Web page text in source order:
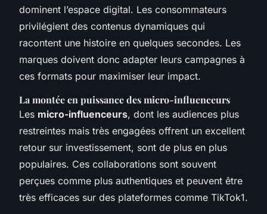
dominent l’espace digital. Les consommateurs
privilégient des contenus dynamiques qui
racontent une histoire en quelques secondes. Les
marques doivent donc adapter leurs campagnes à
ces formats pour maximiser leur impact.
La montée en puissance des micro-influenceurs
Les micro-influenceurs, dont les audiences plus
restreintes mais très engagées offrent un excellent
retour sur investissement, sont de plus en plus
populaires. Ces collaborations sont souvent
perçues comme plus authentiques et peuvent être
très efficaces sur des plateformes comme TikTok1.